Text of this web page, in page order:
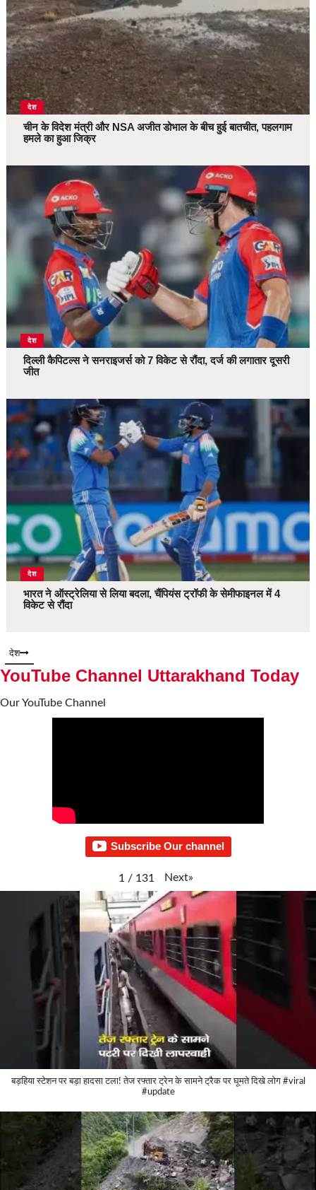
देश
चीन के विदेश मंत्री और NSA अजीत डोभाल के बीच हुई बातचीत, पहलगाम
हमले का हुआ जिक्र
देश
दिल्ली कैपिटल्स ने सनराइजर्स को 7 विकेट से रौंदा, दर्ज की लगातार दूसरी
जीत
देश
भारत ने ऑस्ट्रेलिया से लिया बदला, चैंपियंस ट्रॉफी के सेमीफाइनल में 4
विकेट से रौंदा
देश
YouTube Channel Uttarakhand Today
Our YouTube Channel
Subscribe Our channel
1 / 131 Next»
बड़हिया स्टेशन पर बड़ा हादसा टला! तेज रफ्तार ट्रेन के सामने ट्रैक पर घूमते दिखे लोग #viral
#update